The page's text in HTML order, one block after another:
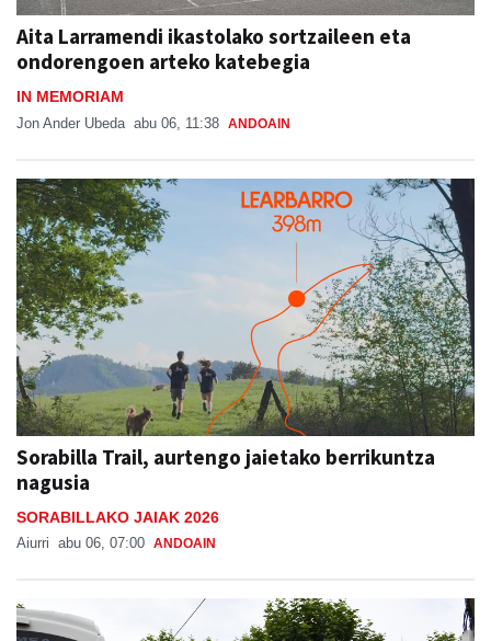
Aita Larramendi ikastolako sortzaileen eta
ondorengoen arteko katebegia
IN MEMORIAM
Jon Ander Ubeda abu 06, 11:38 ANDOAIN
Sorabilla Trail, aurtengo jaietako berrikuntza
nagusia
SORABILLAKO JAIAK 2026
Aiurri abu 06, 07:00 ANDOAIN